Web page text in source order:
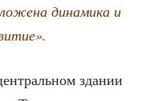
дина­ми­ка и
зда­нии